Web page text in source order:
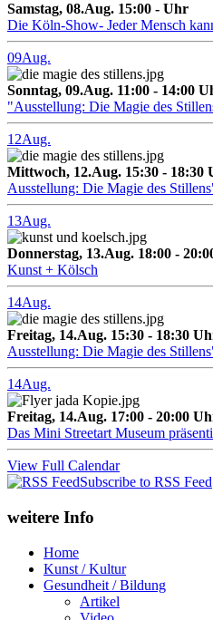
Samstag, 08.Aug. 15:00 - Uhr
Die Köln-Show- Jeder Mensch
09Aug.
Sonntag, 09.Aug. 11:00 - 14:00
"Ausstellung: Die Magie des
12Aug.
Mittwoch, 12.Aug. 15:30 - 18:30
Ausstellung: Die Magie des
13Aug.
Donnerstag, 13.Aug. 18:00 -
Kunst + Kölsch
14Aug.
Freitag, 14.Aug. 15:30 - 18:30
Ausstellung: Die Magie des
14Aug.
Freitag, 14.Aug. 17:00 - 20:00
Das Mini Streetart Museum
View Full Calendar
Subscribe to RSS Feed
weitere Info
Home
Kunst / Kultur
Gesundheit / Bildung
Artikel